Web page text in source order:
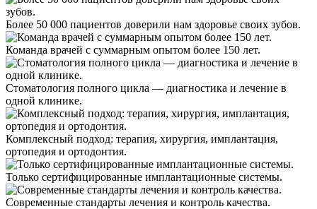
Более 50 000 пациентов доверили нам здоровье своих зубов.
Команда врачей с суммарным опытом более 150 лет.
Стоматология полного цикла — диагностика и лечение в
одной клинике.
Комплексный подход: терапия, хирургия, имплантация,
ортопедия и ортодонтия.
Только сертифицированные имплантационные системы.
Современные стандарты лечения и контроль качества.